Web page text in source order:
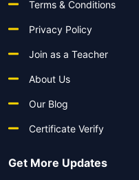
Terms & Conditions
Privacy Policy
Join as a Teacher
About Us
Our Blog
Certificate Verify
Get More Updates